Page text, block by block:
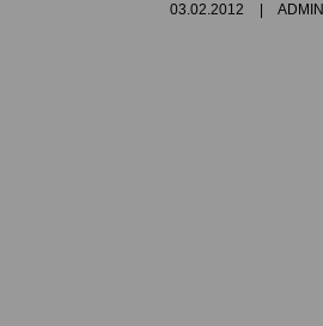
03.02.2012 ADMIN